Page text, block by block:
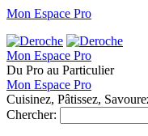
Mon Espace Pro
Mon Espace Pro
Du Pro au Particulier
Mon Espace Pro
Cuisinez, Pâtissez,
Chercher: